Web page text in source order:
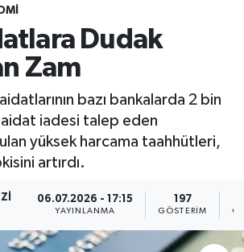
Dudak
Zam
aidatlarının bazı bankalarda 2 bin
aidat iadesi talep eden
yüksek harcama taahhütleri,
artırdı.
06.07.2026 - 17:15
YAYINLANMA
197
GÖSTERIM